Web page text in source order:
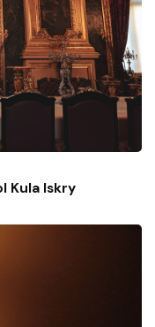
Kula Iskry